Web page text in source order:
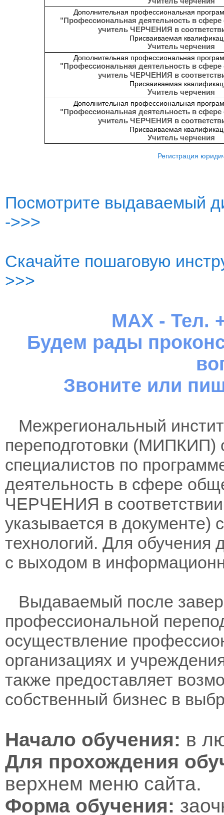
Дополнительная профессиональная
"Профессиональная деятельность в сфере
учитель ЧЕРЧЕНИЯ в
Присваиваемая
Учитель черчения
Дополнительная профессиональная
"Профессиональная деятельность в сфере
учитель ЧЕРЧЕНИЯ в
Присваиваемая
Учитель черчения
Дополнительная профессиональная
"Профессиональная деятельность в сфере
учитель ЧЕРЧЕНИЯ в
Присваиваемая
Учитель черчения
Регистрация
Посмотрите выдаваемый
->>>
Скачайте пошаговую
>>>
MAX - Тел.
Будем рады
Звоните или
Межрегиональный
переподготовки (МИПКИП)
специалистов по
деятельность в сфере
ЧЕРЧЕНИЯ в
указывается в
технологий. Для обучения
с выходом в
Выдаваемый после
профессиональной
осуществление
организациях и
также предоставляет
собственный бизнес в
Начало обучения: в
Для прохождения
верхнем меню сайта.
Форма обучения: